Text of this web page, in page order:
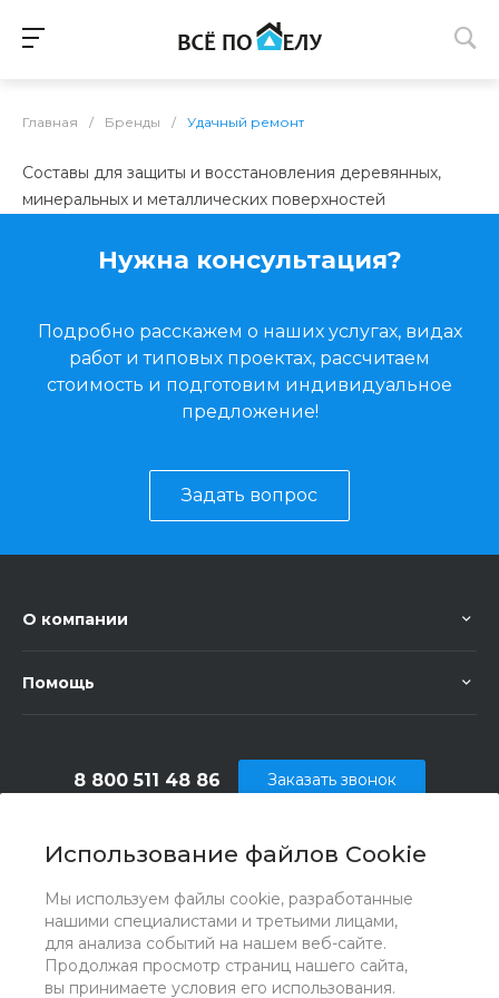
Использование файлов Cookie
Мы используем файлы cookie, разработанные
нашими специалистами и третьими лицами,
для анализа событий на нашем веб-сайте.
Продолжая просмотр страниц нашего сайта,
вы принимаете условия его использования.
Главная / Бренды / Удачный ремонт
Составы для защиты и восстановления деревянных,
минеральных и металлических поверхностей
Нужна консультация?
Подробно расскажем о наших услугах, видах
работ и типовых проектах, рассчитаем
стоимость и подготовим индивидуальное
предложение!
Задать вопрос
О компании
Помощь
8 800 511 48 86
г. Москва, МКАД, 41-й километр, 4, стр. 14;
Павильон Б25/2
Заказать звонок